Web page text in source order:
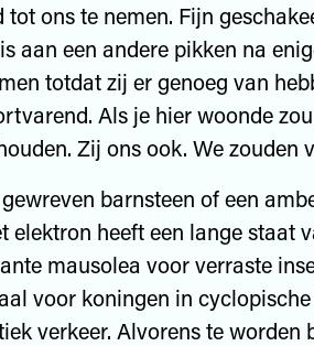
tot ons te nemen. Fijn
aan een andere pikken na
totdat zij er genoeg van
Als je hier woonde
Zij ons ook. We zouden
barnsteen of een
elektron heeft een lange staat
mausolea voor verraste
voor koningen in
verkeer. Alvorens te worden